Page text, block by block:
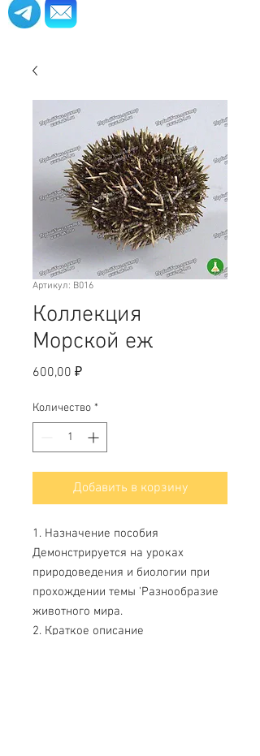
Артикул: B016
Коллекция
Морской еж
600,00 ₽Цена
Количество *
Добавить в корзину
1. Назначение пособия
Демонстрируется на уроках
природоведения и биологии при
прохождении темы 'Разнообразие
животного мира.
2. Краткое описание